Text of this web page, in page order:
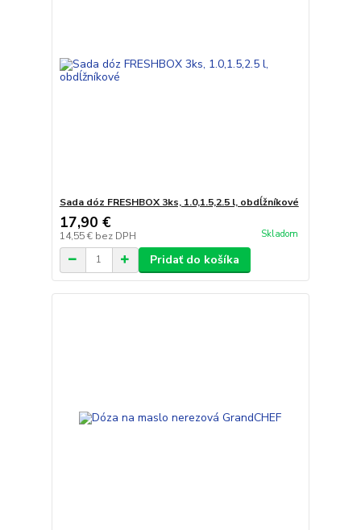
Sada dóz FRESHBOX 3ks, 1.0,1.5,2.5 l, obdĺžníkové
17,90 €
14,55 € bez DPH Skladom
Pridať do košíka